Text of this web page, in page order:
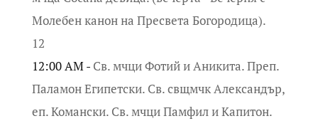
Молебен канон на Пресвета Богородица).
12
12:00 AM - Св. мчци Фотий и Аникита. Преп.
Паламон Египетски. Св. свщмчк Александър,
еп. Комански. Св. мчци Памфил и Капитон.